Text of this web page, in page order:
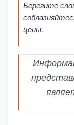
Берегите
цены.